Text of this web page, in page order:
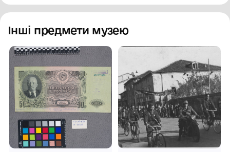
Інші предмети музею